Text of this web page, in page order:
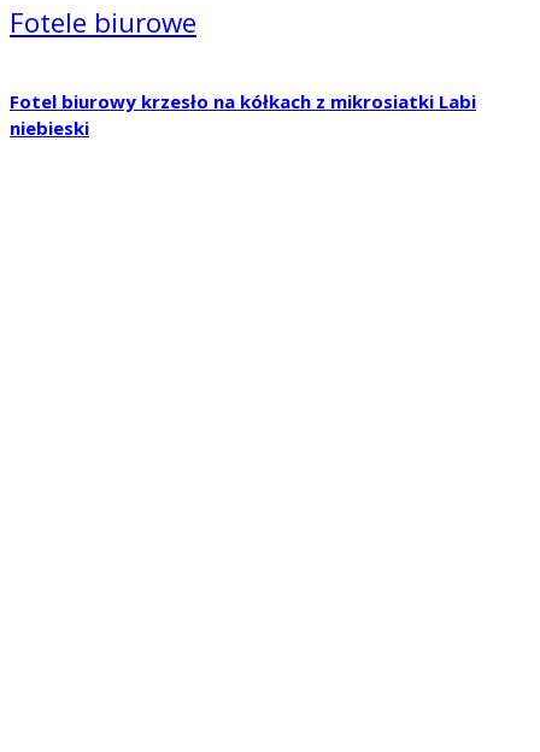
Fotele biurowe
Fotel biurowy krzesło na kółkach z mikrosiatki Labi
niebieski